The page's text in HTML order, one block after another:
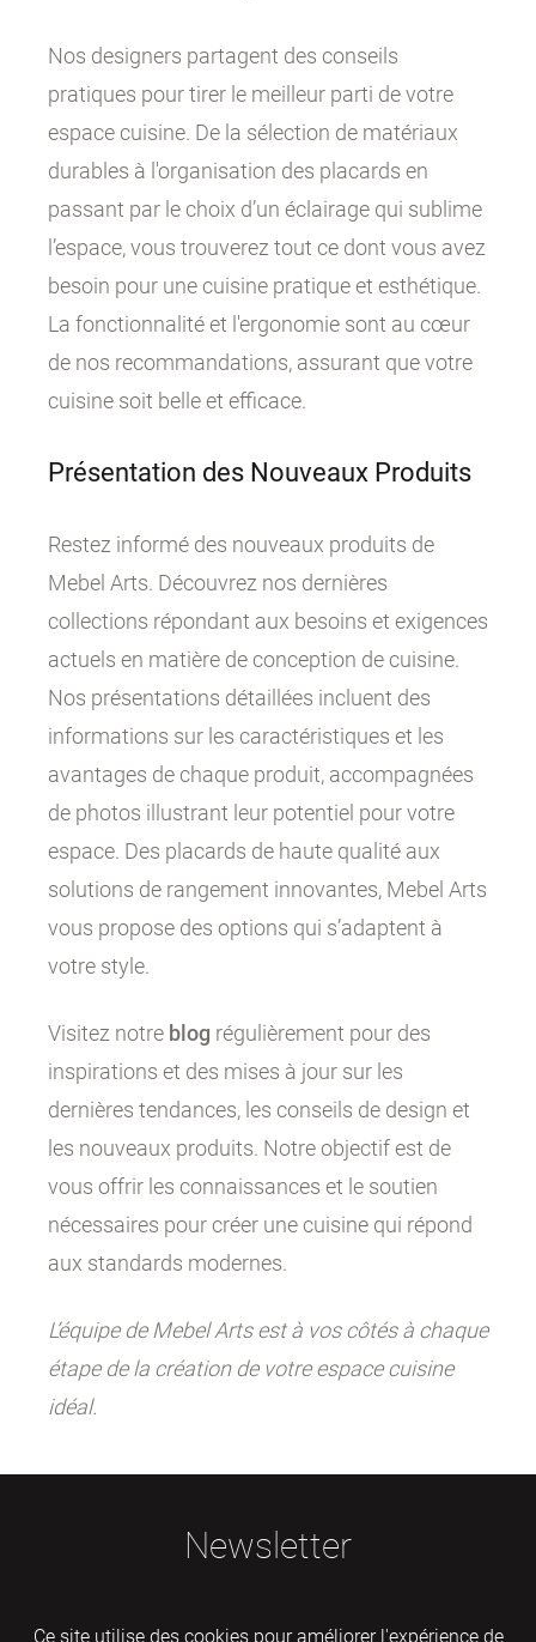
Nos designers partagent des conseils
pratiques pour tirer le meilleur parti de votre
espace cuisine. De la sélection de matériaux
durables à l'organisation des placards en
passant par le choix d’un éclairage qui sublime
l’espace, vous trouverez tout ce dont vous avez
besoin pour une cuisine pratique et esthétique.
La fonctionnalité et l'ergonomie sont au cœur
de nos recommandations, assurant que votre
cuisine soit belle et efficace.
Présentation des Nouveaux Produits
Restez informé des nouveaux produits de
Mebel Arts. Découvrez nos dernières
collections répondant aux besoins et exigences
actuels en matière de conception de cuisine.
Nos présentations détaillées incluent des
informations sur les caractéristiques et les
avantages de chaque produit, accompagnées
de photos illustrant leur potentiel pour votre
espace. Des placards de haute qualité aux
solutions de rangement innovantes, Mebel Arts
vous propose des options qui s’adaptent à
votre style.
Visitez notre blog régulièrement pour des
inspirations et des mises à jour sur les
dernières tendances, les conseils de design et
les nouveaux produits. Notre objectif est de
vous offrir les connaissances et le soutien
nécessaires pour créer une cuisine qui répond
aux standards modernes.
L’équipe de Mebel Arts est à vos côtés à chaque
étape de la création de votre espace cuisine
idéal.
Newsletter
Ce site utilise des cookies pour améliorer l'expérience de